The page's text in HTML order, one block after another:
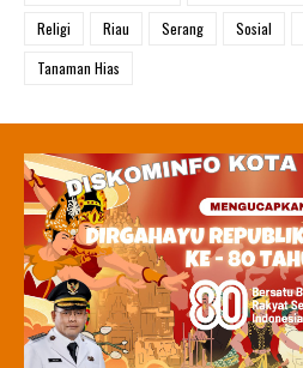
Religi
Riau Serang Sosial
Tanaman Hias